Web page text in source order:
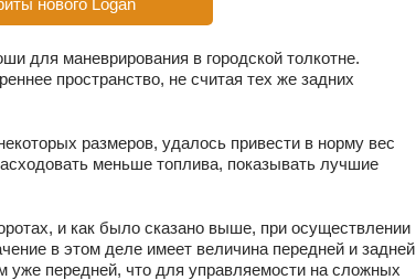
нового Logan
для маневрирования в городской толкотне.
пространство, не считая тех же задних
размеров, удалось привести в норму вес
меньше топлива, показывать лучшие
и как было сказано выше, при осуществлении
в этом деле имеет величина передней и задней
уже передней, что для управляемости на сложных